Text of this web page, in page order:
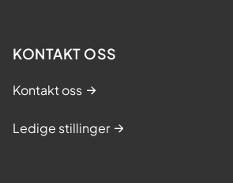
KONTAKT OSS
Kontakt oss
Ledige stillinger